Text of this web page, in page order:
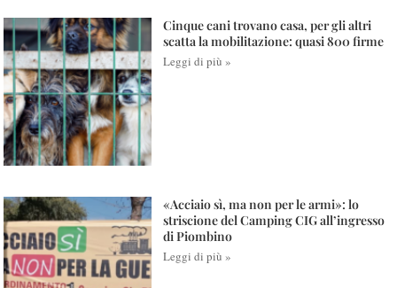
Cinque cani trovano casa, per gli altri
scatta la mobilitazione: quasi 800 firme
Leggi di più »
«Acciaio sì, ma non per le armi»: lo
striscione del Camping CIG all’ingresso
di Piombino
Leggi di più »